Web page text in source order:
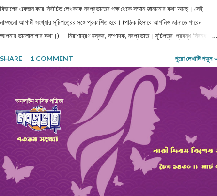
বিভাগের একজন করে নির্বাচিত লেখককে নবপ্রভাতের পক্ষ থেকে সম্মান জানানোর কথা আছে। সেই
নামগুলো আগামী সংখ্যার সূচিপত্রের সঙ্গে প্রকাশিত হবে। (পাঠক হিসাবে আপনিও জানাতে পারেন
আপনার ভালোলাগার কথা।) ---নিরাশাহরণ নস্কর, সম্পাদক, নবপ্রভাত। সূচিপত্র প্রবন্ধ-নিবন্ধ-
থেকে পতন : অনিক দত্ত ও মানুষের নিঃশ... প্রবন্ধ ।। ধাঙড় ।। মোঃ চাঁন মিয়া ফকির প্রবন্ধ ।।
অন্ধকারের উৎস হতে উৎসারিত আলো ।। কুহেলী... প্রবন্ধ ।। নারীর সম্মান ও অধিকার — অলীক
কল্পনা, না... আন্তর্জাতিক খ্যাতি সম্পন্ন ভাষা বিজ্ঞানী অধ্যাপক প... প্রবন্ধ ।। কবি কৃষ্ণচন্দ্র মজুমদার
।। সুমন বিপ্লব ফিচার ।। চা দিবস ।। অশোক বন্দ্যোপাধ্যায় ফিচার ।। বর্তমান প্রেক্ষাপটে
আন্তর্জাতিক জীববৈচিত্... রম্যনাটিকা ।। পাত্র দেখা ।। সুশীল বন্দ্যোপাধ্যায় ভ্রমণকাহিনি
মাজান্দারান: কাস্পিয়ান সাগরের তীর... ঝরণার গান শুনতে ।। ...
SHARE 1 COMMENT পুরো লেখাটি পড়ুন »